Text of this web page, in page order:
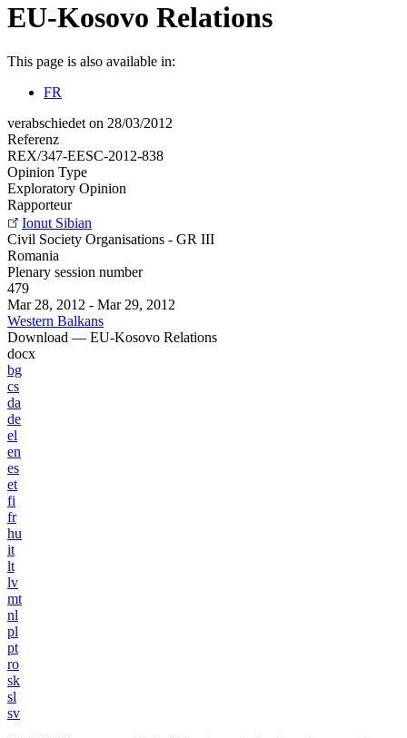
EU-Kosovo Relations
This page is also available in:
FR
verabschiedet on 28/03/2012
Referenz
REX/347-EESC-2012-838
Opinion Type
Exploratory Opinion
Rapporteur
Ionut Sibian
Civil Society Organisations - GR III
Romania
Plenary session number
479
Mar 28, 2012 - Mar 29, 2012
Western Balkans
Download — EU-Kosovo Relations
docx
bg
cs
da
de
el
en
es
et
fi
fr
hu
it
lt
lv
mt
nl
pl
pt
ro
sk
sl
sv